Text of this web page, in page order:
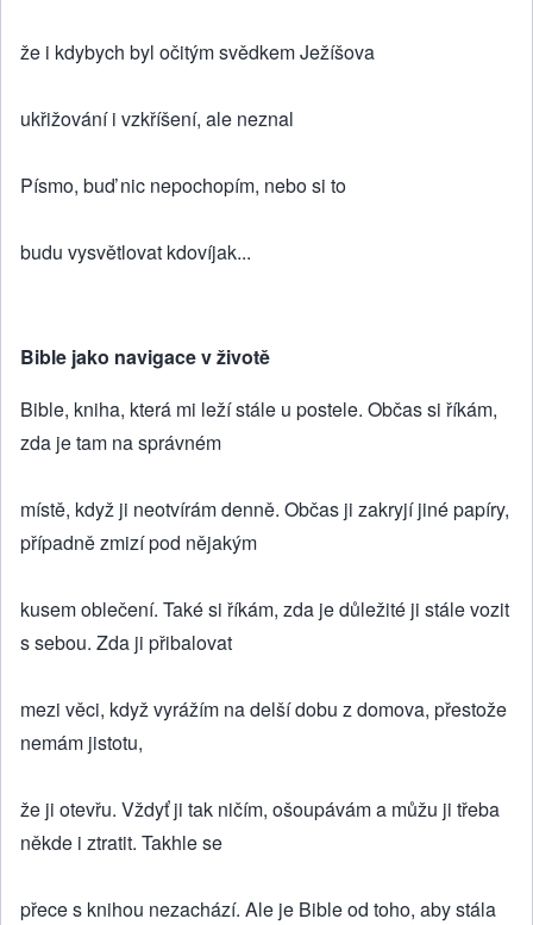
že i kdybych byl očitým svědkem Ježíšova
ukřižování i vzkříšení, ale neznal
Písmo, buď nic nepochopím, nebo si to
budu vysvětlovat kdovíjak...
Bible jako navigace v životě
Bible, kniha, která mi leží stále u postele. Občas si říkám,
zda je tam na správném
místě, když ji neotvírám denně. Občas ji zakryjí jiné papíry,
případně zmizí pod nějakým
kusem oblečení. Také si říkám, zda je důležité ji stále vozit
s sebou. Zda ji přibalovat
mezi věci, když vyrážím na delší dobu z domova, přestože
nemám jistotu,
že ji otevřu. Vždyť ji tak ničím, ošoupávám a můžu ji třeba
někde i ztratit. Takhle se
přece s knihou nezachází. Ale je Bible od toho, aby stála